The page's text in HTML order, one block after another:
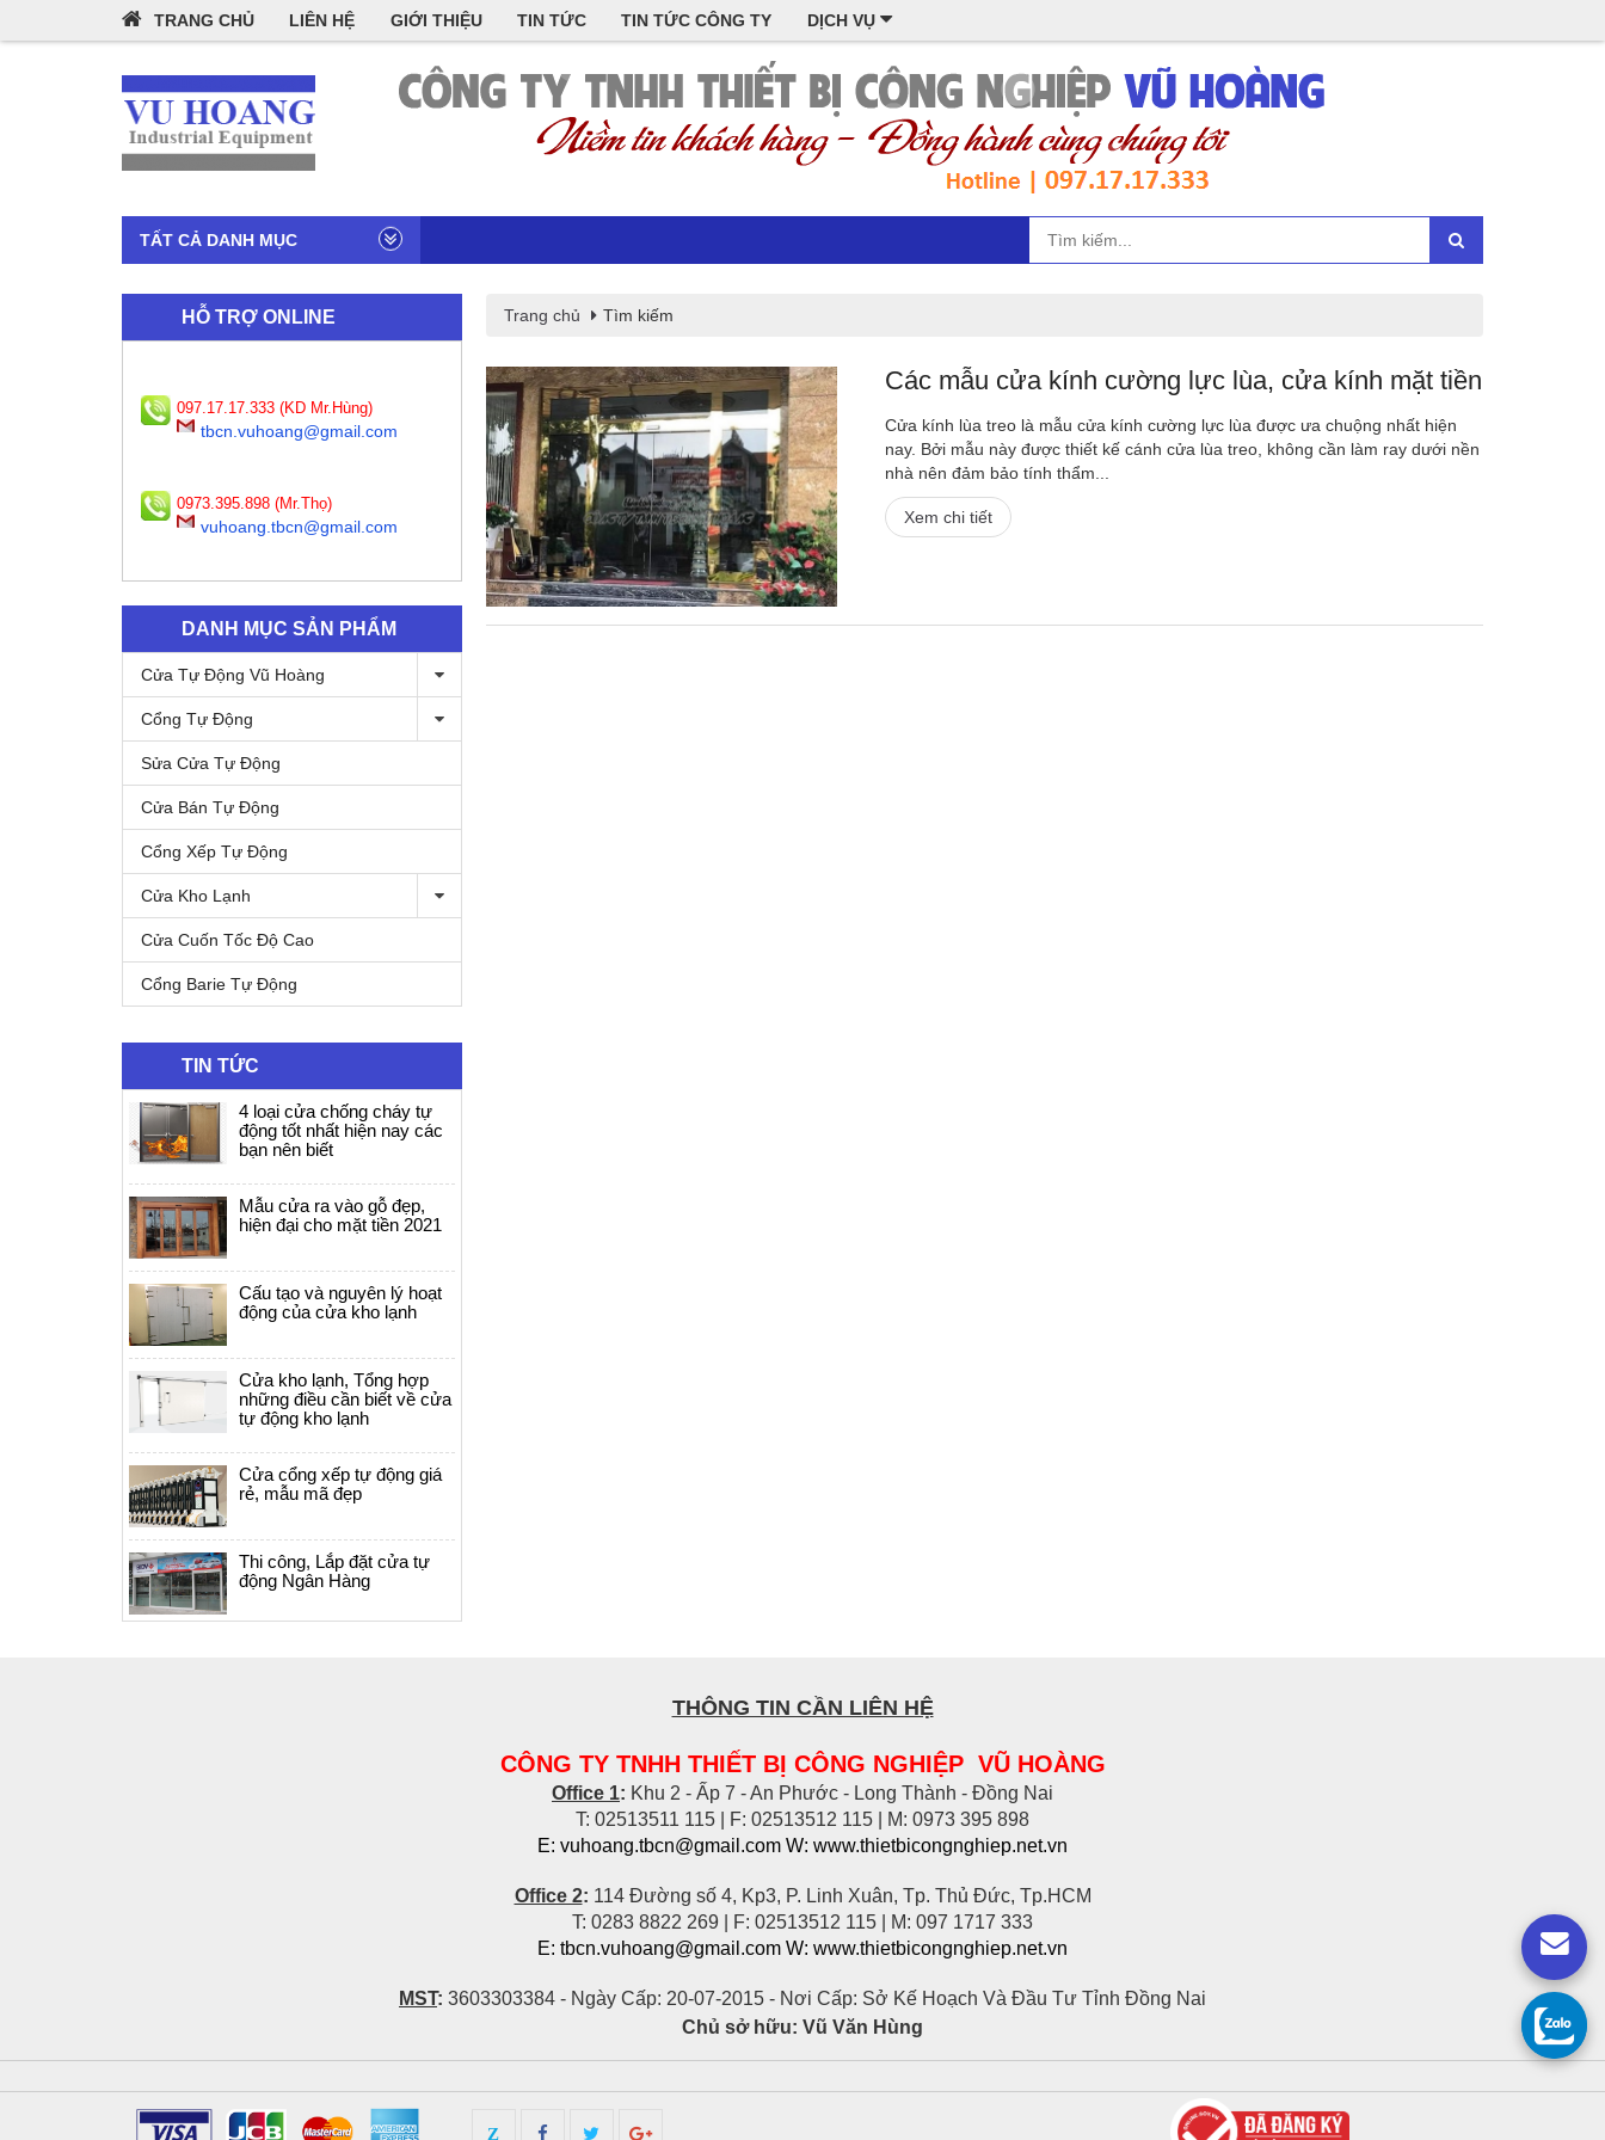
TRANG CHỦ LIÊN HỆ GIỚI THIỆU TIN TỨC TIN TỨC CÔNG TY DỊCH VỤ
TẤT CẢ DANH MỤC
HỖ TRỢ ONLINE
097.17.17.333 (KD Mr.Hùng)
tbcn.vuhoang@gmail.com
0973.395.898 (Mr.Thọ)
vuhoang.tbcn@gmail.com
DANH MỤC SẢN PHẨM
Cửa Tự Động Vũ Hoàng
Cổng Tự Động
Sửa Cửa Tự Động
Cửa Bán Tự Động
Cổng Xếp Tự Động
Cửa Kho Lạnh
Cửa Cuốn Tốc Độ Cao
Cổng Barie Tự Động
TIN TỨC
4 loại cửa chống cháy tự
động tốt nhất hiện nay các
bạn nên biết
Mẫu cửa ra vào gỗ đẹp,
hiện đại cho mặt tiền 2021
Cấu tạo và nguyên lý hoạt
động của cửa kho lạnh
Cửa kho lạnh, Tổng hợp
những điều cần biết về cửa
tự động kho lạnh
Cửa cổng xếp tự động giá
rẻ, mẫu mã đẹp
Thi công, Lắp đặt cửa tự
động Ngân Hàng
Trang chủ Tìm kiếm
Các mẫu cửa kính cường lực lùa, cửa kính mặt tiền
Cửa kính lùa treo là mẫu cửa kính cường lực lùa được ưa chuộng nhất hiện
nay. Bởi mẫu này được thiết kế cánh cửa lùa treo, không cần làm ray dưới nền
nhà nên đảm bảo tính thẩm...
Xem chi tiết
THÔNG TIN CẦN LIÊN HỆ
CÔNG TY TNHH THIẾT BỊ CÔNG NGHIỆP VŨ HOÀNG
Office 1: Khu 2 - Ấp 7 - An Phước - Long Thành - Đồng Nai
T: 02513511 115 | F: 02513512 115 | M: 0973 395 898
E: vuhoang.tbcn@gmail.com W: www.thietbicongnghiep.net.vn
Office 2: 114 Đường số 4, Kp3, P. Linh Xuân, Tp. Thủ Đức, Tp.HCM
T: 0283 8822 269 | F: 02513512 115 | M: 097 1717 333
E: tbcn.vuhoang@gmail.com W: www.thietbicongnghiep.net.vn
MST: 3603303384 - Ngày Cấp: 20-07-2015 - Nơi Cấp: Sở Kế Hoạch Và Đầu Tư Tỉnh Đồng Nai
Chủ sở hữu: Vũ Văn Hùng
Z